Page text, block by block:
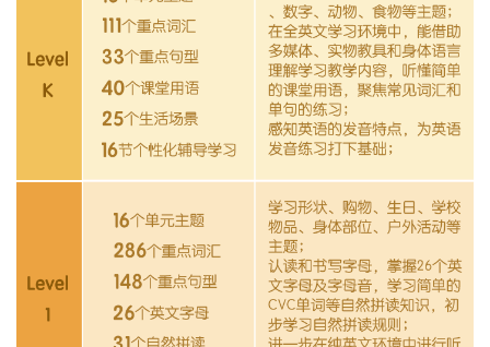
【物流查询】下载“步步ABC”APP“我的-订单物流-其他订单”中
查看
退款政策
】购买后7天内为试学期，试学期内享有全额退款特
子学习，不支持订单退款，请考虑清楚在购买哦，详细以【步
步ABC】APP内《步步ABC会员协议》约定为准。